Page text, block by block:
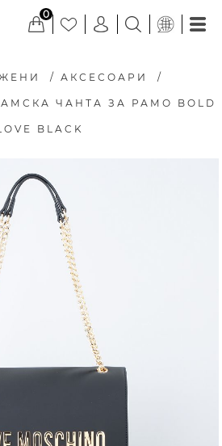
0
/ АКСЕСОАРИ /
ДАМСКА ЧАНТА ЗА РАМО BOLD
BLACK